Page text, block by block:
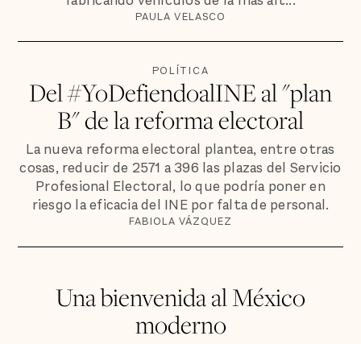
PAULA VELASCO
POLÍTICA
Del #YoDefiendoalINE al "plan
B" de la reforma electoral
La nueva reforma electoral plantea, entre otras
cosas, reducir de 2571 a 396 las plazas del Servicio
Profesional Electoral, lo que podría poner en
riesgo la eficacia del INE por falta de personal.
FABIOLA VÁZQUEZ
Una bienvenida al México
moderno